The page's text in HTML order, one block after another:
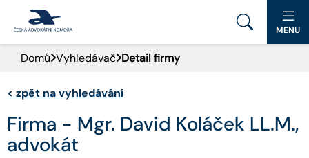
PORTÁL ČAK
DOMŮ
AKTUALITY
MENU
Domů Vyhledávač Detail firmy
< zpět na vyhledávání
Firma - Mgr. David Koláček LL.M.,
advokát